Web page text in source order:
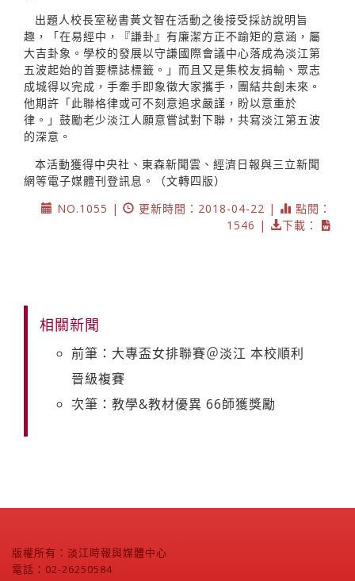
出題人校長室秘書黃文智在活動之後接受採訪說明旨
趣，「在易經中，『謙卦』有廉潔方正不踰矩的意涵，屬
大吉卦象。學校的發展以守謙國際會議中心落成為淡江第
五波起始的首要標誌標籤。」而且又是集校友捐輸、眾志
成城得以完成，手牽手即象徵大家攜手，團結共創未來。
他期許「此聯格律或可不刻意追求嚴謹，盼以意重於
律。」鼓勵老少淡江人願意嘗試對下聯，共寫淡江第五波
的深意。
本活動獲得中央社、東森新聞雲、經濟日報與三立新聞
網等電子媒體刊登訊息。（文轉四版）
NO.1055 |
更新時間：2018-04-22 |
點閱：
1546 |
下載：
相關新聞
前筆：大專盃女排聯賽＠淡江 本校順利
晉級複賽
次筆：教學&教材優異 66師獲獎勵
版權所有：淡江時報與媒體中心
電話：02-26250584